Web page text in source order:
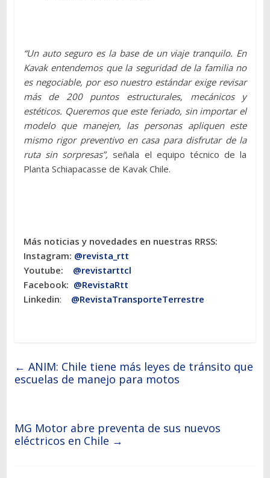
“Un auto seguro es la base de un viaje tranquilo. En
Kavak entendemos que la seguridad de la familia no
es negociable, por eso nuestro estándar exige revisar
más de 200 puntos estructurales, mecánicos y
estéticos. Queremos que este feriado, sin importar el
modelo que manejen, las personas apliquen este
mismo rigor preventivo en casa para disfrutar de la
ruta sin sorpresas”, señala el equipo técnico de la
Planta Schiapacasse de Kavak Chile.
Más noticias y novedades en nuestras RRSS:
Instagram: @revista_rtt
Youtube: @revistarttcl
Facebook: @RevistaRtt
Linkedin: @RevistaTransporteTerrestre
← ANIM: Chile tiene más leyes de tránsito que
escuelas de manejo para motos
MG Motor abre preventa de sus nuevos
eléctricos en Chile →